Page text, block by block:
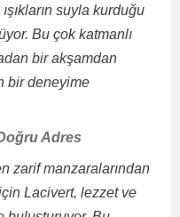
suyla kurduğu
Bu çok katmanlı
bir akşamdan
bir deneyime
Adres
zarif manzaralarından
Lacivert, lezzet ve